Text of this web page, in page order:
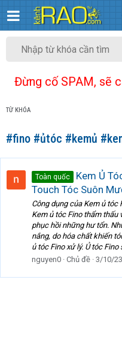
Đừng cố SPAM, sẽ
TỪ KHÓA
#fino #ủtóc #kemủ
Toàn quốc
Kem Ủ
Touch Tóc Suôn
Công dụng của Kem ủ tóc
Kem ủ tóc Fino thẩm thấu
phục hồi những hư tổn.
nắng, do hóa chất khiến
ủ tóc Fino xử lý. Ủ tóc Fino
nguyen0 Chủ đề 3/10/23